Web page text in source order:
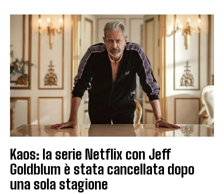
Kaos: la serie Netflix con Jeff
Goldblum è stata cancellata dopo
una sola stagione